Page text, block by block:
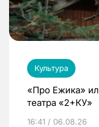
Культура
«Про Ежика»
театра «2+КУ»
16:41 / 06.08.26